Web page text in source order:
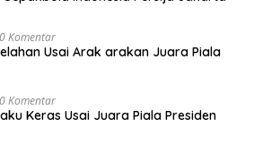
0 Komentar
Usai Arak arakan Juara Piala
0 Komentar
Keras Usai Juara Piala Presiden